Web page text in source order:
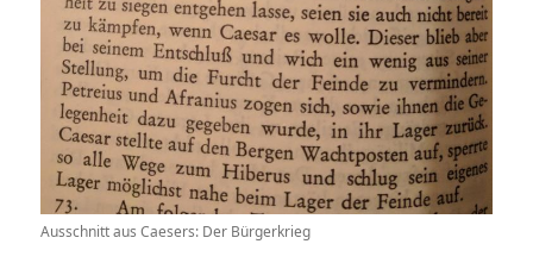
Ausschnitt aus Caesers: Der Bürgerkrieg